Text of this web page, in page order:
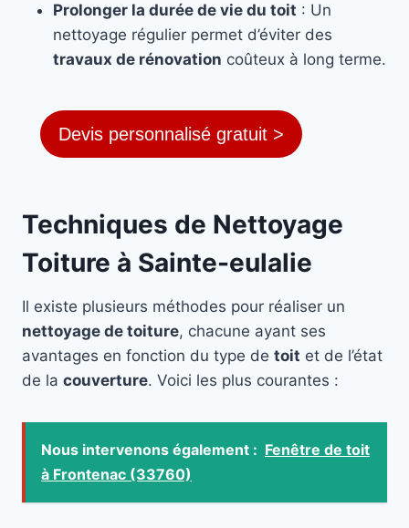
Prolonger la durée de vie du toit : Un
nettoyage régulier permet d’éviter des
travaux de rénovation coûteux à long terme.
Devis personnalisé gratuit >
Techniques de Nettoyage
Toiture à Sainte-eulalie
Il existe plusieurs méthodes pour réaliser un
nettoyage de toiture, chacune ayant ses
avantages en fonction du type de toit et de l’état
de la couverture. Voici les plus courantes :
Nous intervenons également : Fenêtre de toit
à Frontenac (33760)